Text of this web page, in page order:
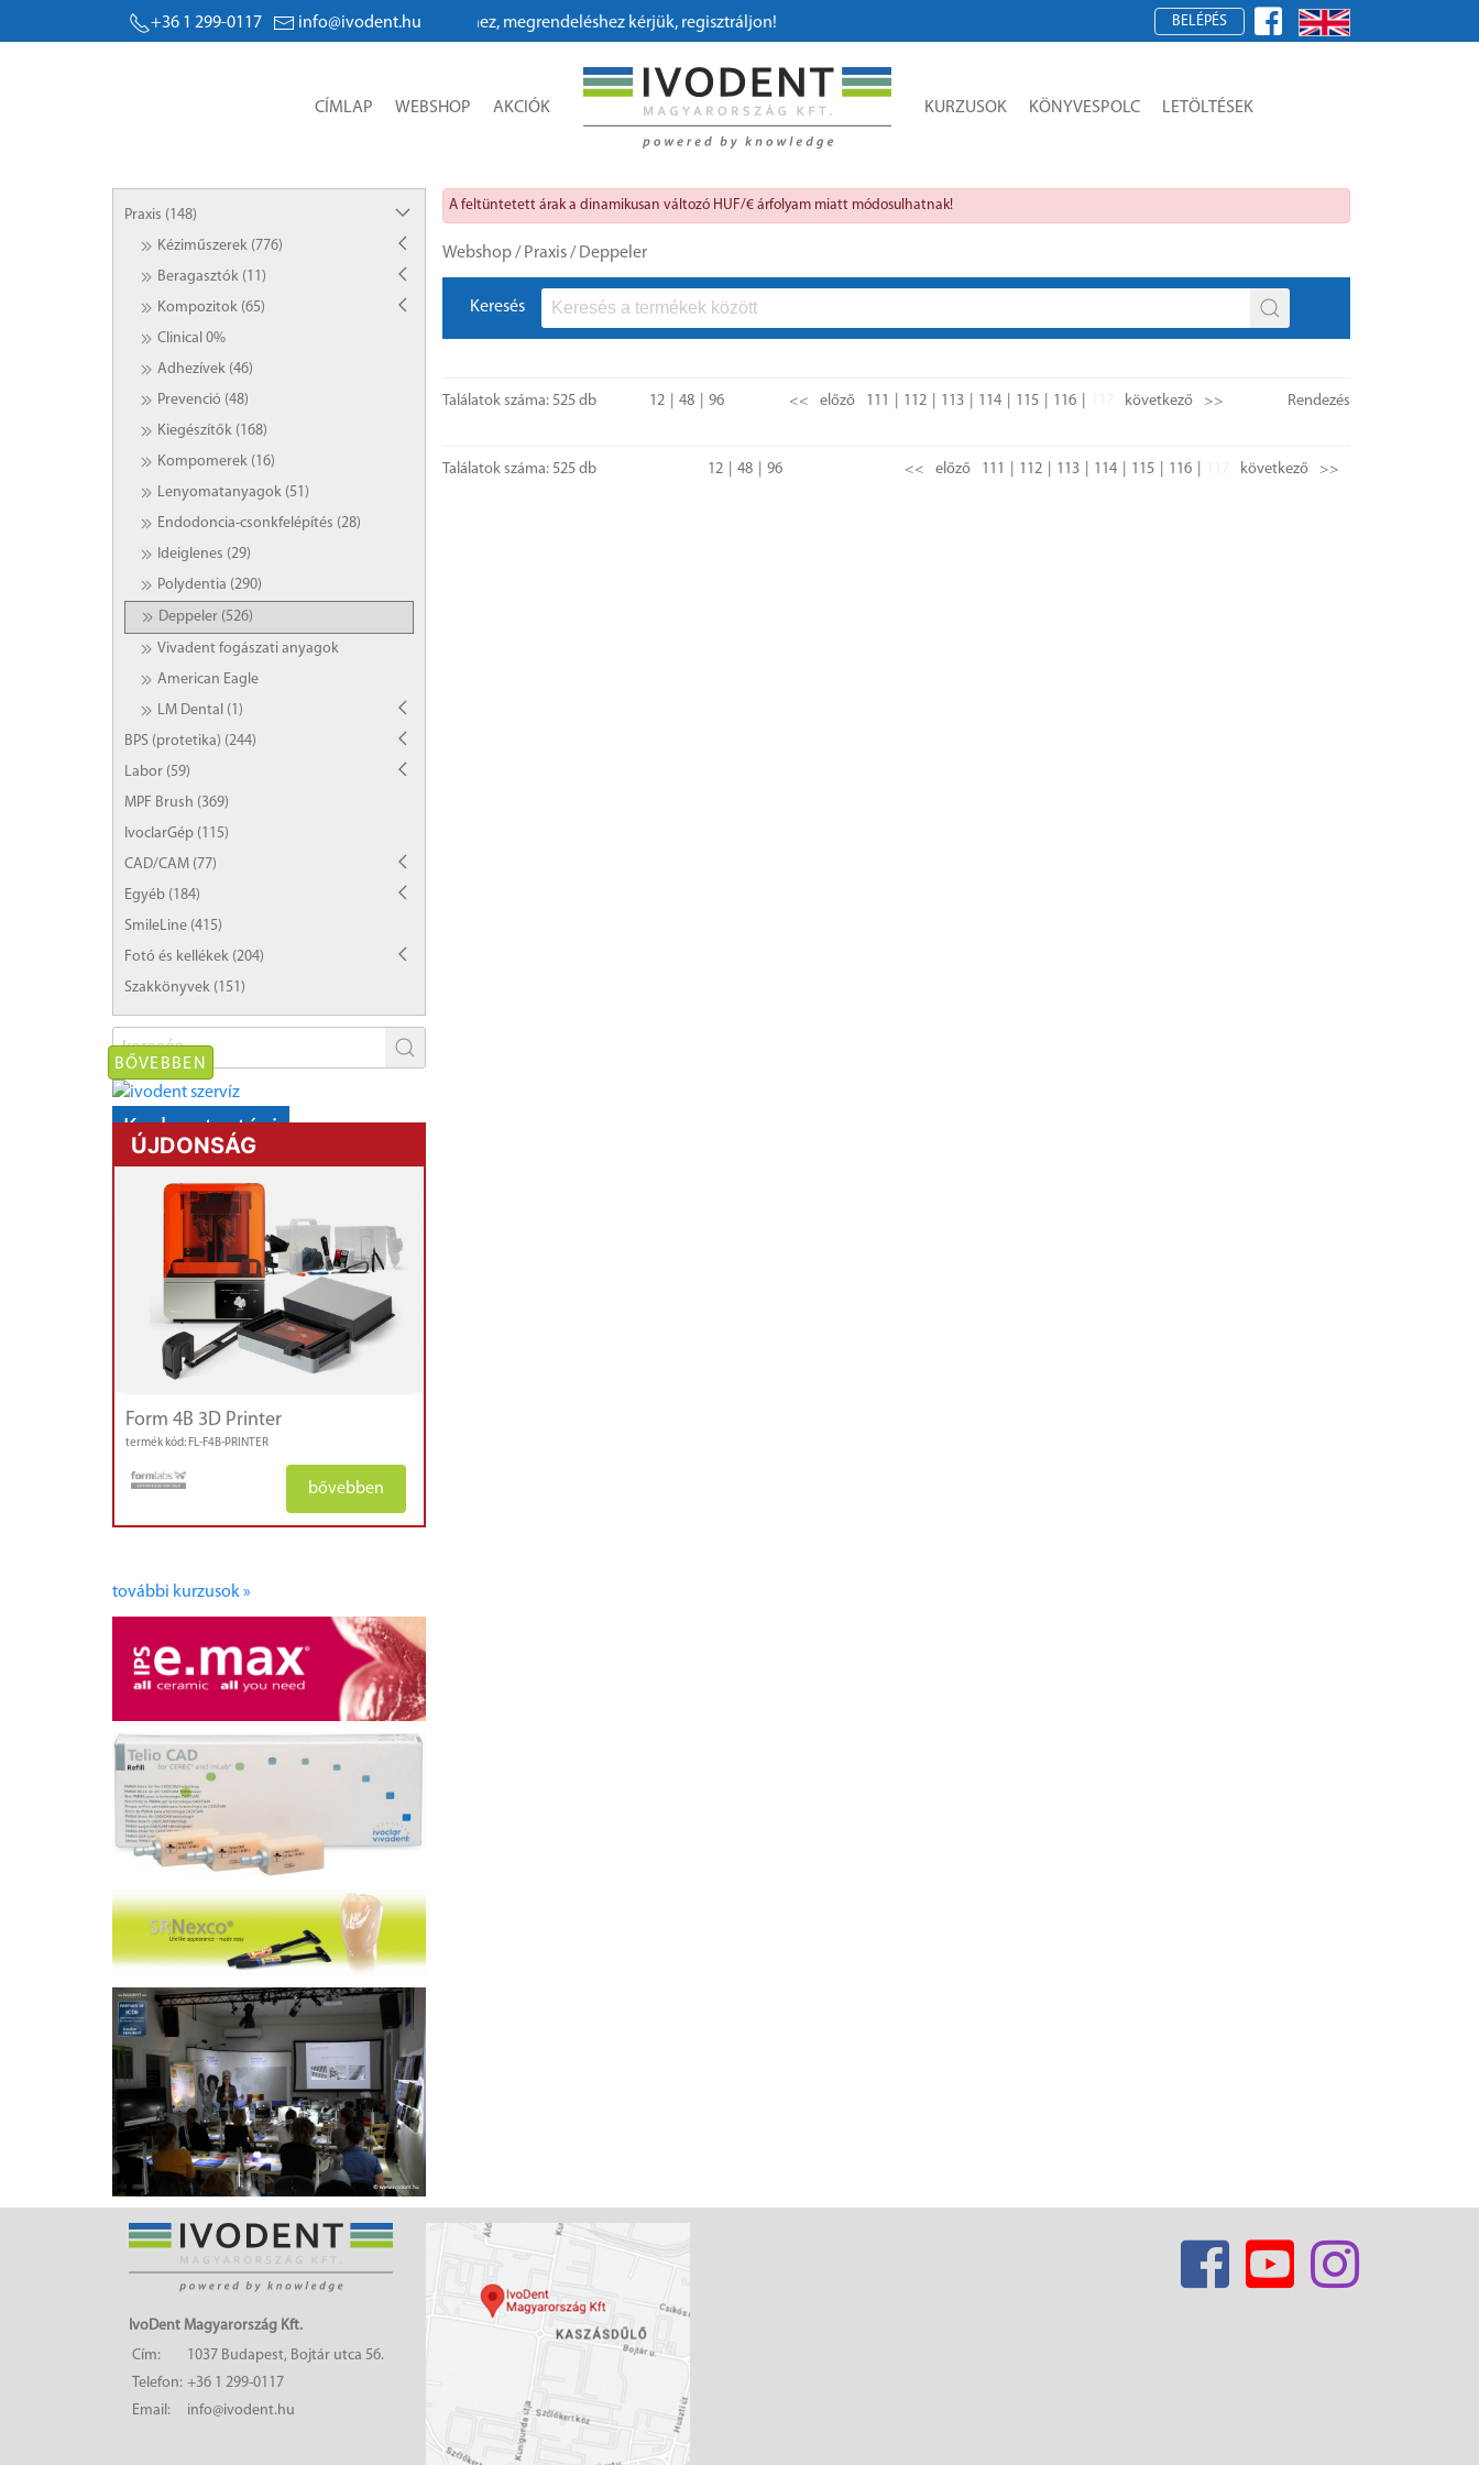
+36 1 299-0117 info@ivodent.hu
Árak, egyedi kedvezmények megjelenítéséhez, megrendeléshez kérjük, regisztráljon! BELÉPÉS
CÍMLAP WEBSHOP AKCIÓK KURZUSOK KÖNYVESPOLC LETÖLTÉSEK
Praxis (148)
Kéziműszerek (776)
Beragasztók (11)
Kompozitok (65)
Clinical 0%
Adhezívek (46)
Prevenció (48)
Kiegészítők (168)
Kompomerek (16)
Lenyomatanyagok (51)
Endodoncia-csonkfelépítés (28)
Ideiglenes (29)
Polydentia (290)
Deppeler (526)
Vivadent fogászati anyagok
American Eagle
LM Dental (1)
BPS (protetika) (244)
Labor (59)
MPF Brush (369)
IvoclarGép (115)
CAD/CAM (77)
Egyéb (184)
SmileLine (415)
Fotó és kellékek (204)
Szakkönyvek (151)
Karbantartási
AKCIÓ!
mikromotorok
BŐVEBBEN
ÚJDONSÁG
Form 4B 3D Printer
termék kód: FL-F4B-PRINTER
bővebben
további kurzusok »
A feltüntetett árak a dinamikusan változó HUF/€ árfolyam miatt módosulhatnak!
Webshop/ Praxis/ Deppeler
Keresés
Találatok száma: 525 db 12 48 96 << előző 111 112 113 114 115 116 következő >> Rendezés
Találatok száma: 525 db 12 48 96 << előző 111 112 113 114 115 116 következő >>
IvoDent Magyarország Kft.
Cím:
1037 Budapest, Bojtár utca 56.
Telefon: +36 1 299-0117
Email:
info@ivodent.hu